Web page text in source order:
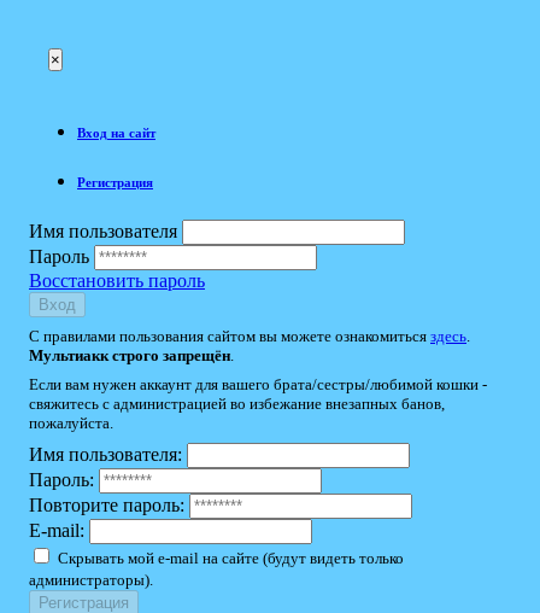
×
Вход на сайт
Регистрация
Имя пользователя
Пароль
Восстановить пароль
Вход
С правилами пользования сайтом вы можете ознакомиться здесь
Мультиакк строго запрещён
Если вам нужен аккаунт для вашего брата/сестры/любимой кошки -
свяжитесь с администрацией во избежание внезапных банов,
пожалуйста.
Имя пользователя:
Пароль:
Повторите пароль:
E-mail:
Скрывать мой e-mail на сайте (будут видеть только
администраторы).